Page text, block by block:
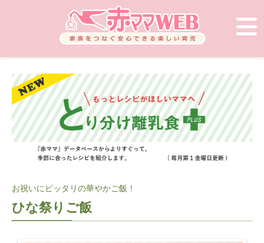
お祝いにピッタリの華やかご飯！
ひな祭りご飯